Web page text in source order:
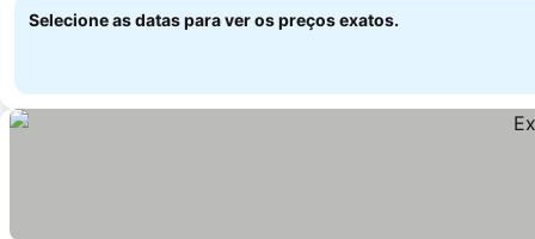
Selecione as datas para ver os preços exatos.